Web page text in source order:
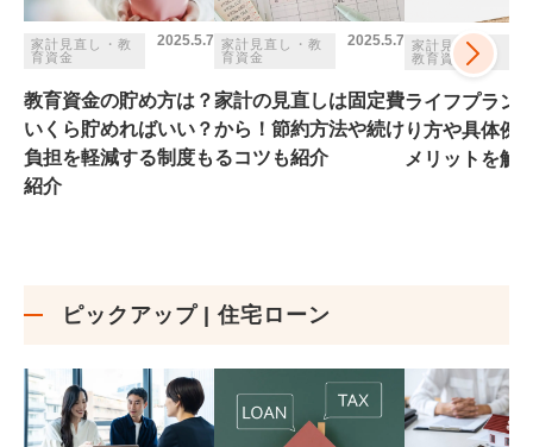
家計見直し・教
育資金
2025.5.7
教育資金の貯め方は？
いくら貯めればいい？
負担を軽減する制度も
紹介
家計見直し・教
育資金
2025.5.7
家計の見直しは固定費
から！節約方法や続け
るコツも紹介
家計見直し・
教育資金
ライフプラン
り方​​や​​具体例​​
メリットを解​​
ピックアップ | 住宅ローン